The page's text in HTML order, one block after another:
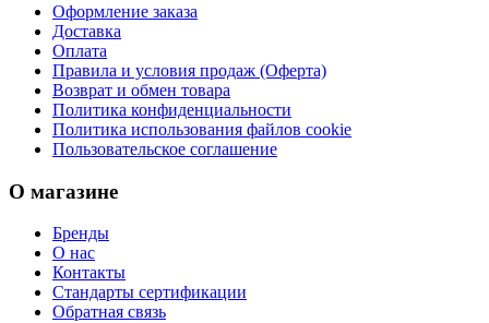
Оформление заказа
Доставка
Оплата
Правила и условия продаж (Оферта)
Возврат и обмен товара
Политика конфиденциальности
Политика использования файлов cookie
Пользовательское соглашение
О магазине
Бренды
О нас
Контакты
Стандарты сертификации
Обратная связь